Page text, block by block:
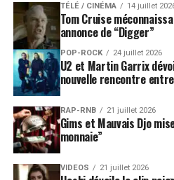
TÉLÉ / CINÉMA 14 juillet
Tom Cruise
annonce de “Digger”
POP-ROCK 24 juillet 2026
U2 et Martin Garrix
nouvelle rencontre
RAP-RNB 21 juillet 2026
Gims et Mauvais Djo
monnaie”
VIDEOS 21 juillet 2026